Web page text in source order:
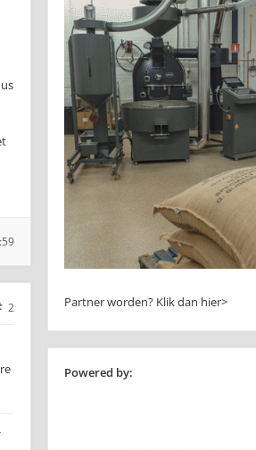
2 Partner worden? Klik dan hier>
Powered by: